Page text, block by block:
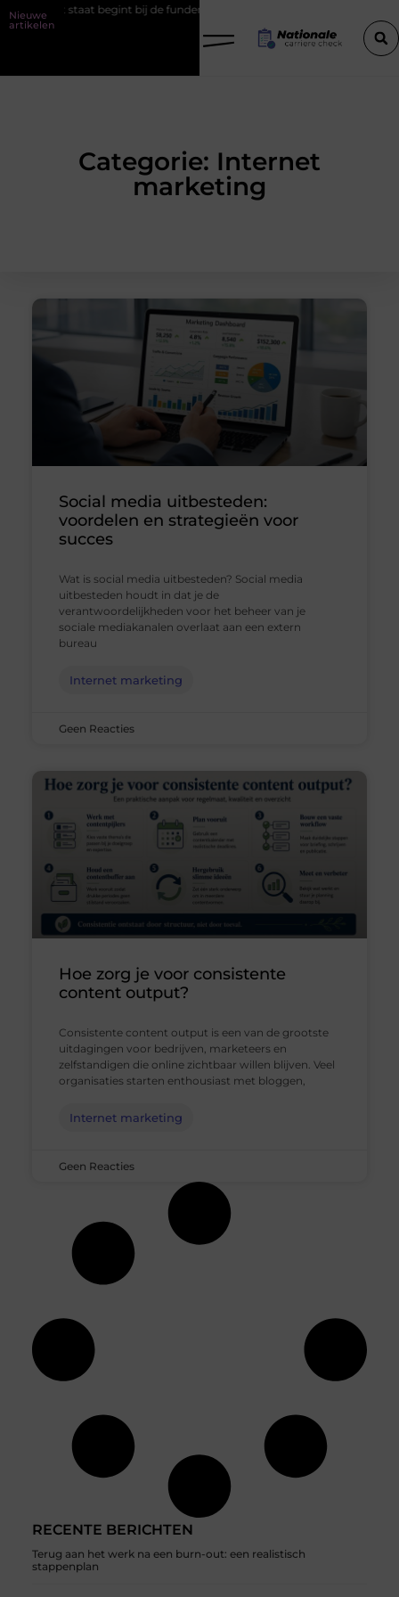
Nieuwe
artikelen
dat staat begint bij de fundering
Categorie: Internet
marketing
RECENTE BERICHTEN
Terug aan het werk na een burn-out: een realistisch
stappenplan
Social media uitbesteden:
voordelen en strategieën voor
succes
Wat is social media uitbesteden? Social media
uitbesteden houdt in dat je de
verantwoordelijkheden voor het beheer van je
sociale mediakanalen overlaat aan een extern
bureau
Internet marketing
Geen Reacties
Hoe zorg je voor consistente
content output?
Consistente content output is een van de grootste
uitdagingen voor bedrijven, marketeers en
zelfstandigen die online zichtbaar willen blijven. Veel
organisaties starten enthousiast met bloggen,
Internet marketing
Geen Reacties